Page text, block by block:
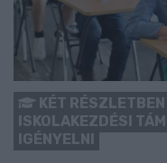
KÉT
ISKOLAKEZDÉSI
IGÉNYELNI